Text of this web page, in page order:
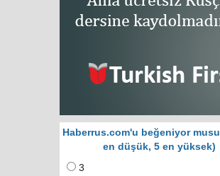
Haberrus.com'u beğeniyor
en düşük, 5 en yüksek)
3